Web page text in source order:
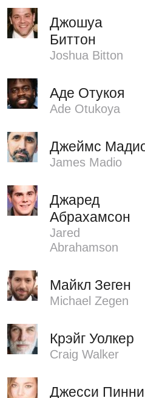
Джошуа
Биттон
Joshua Bitton
Аде Отукоя
Ade Otukoya
Джеймс
James Madio
Джаред
Абрахамсон
Jared
Abrahamson
Майкл Зеген
Michael Zegen
Крэйг Уолкер
Craig Walker
Джесси